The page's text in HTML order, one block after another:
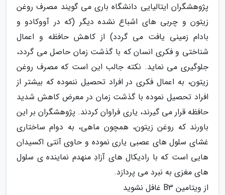
پژوهشگران ایتالیایی دانشگاه باری می گویند مصرف روغن
زیتون و چربی های اشباع نشده دیگر (که در آووکادو و
بادام زمینی یافت می گردد) از کاهش حافظه و اعمال
شناختی و فکری انسان که با گذشت زمان حاصل می گردد،
جلوگیری می نماید. نکته جالب این است که مصرف روغن
زیتون، به اعمال فکری در افراد تحصیل ننموده که بیشتر از
افراد تحصیل نموده با گذشت زمان در معرض کاهش شدید
حافظه قرار می گیرند، یاری فراوان کردند. پژوهشگران بر این
باورند که روغن زیتون، همچون ماهی، به دوام ساختاری
غشای سلول های عصبی یاری نموده و حاوی آنتی اکسیدان
هایی است که با رادیکال های آزادِ منهدم نماینده ی سلول
های مغزی به نبرد می پردازد.
از ویتامین B3 غافل نشوید